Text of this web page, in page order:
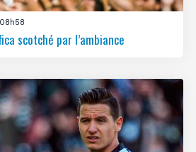
scotché par l’ambiance